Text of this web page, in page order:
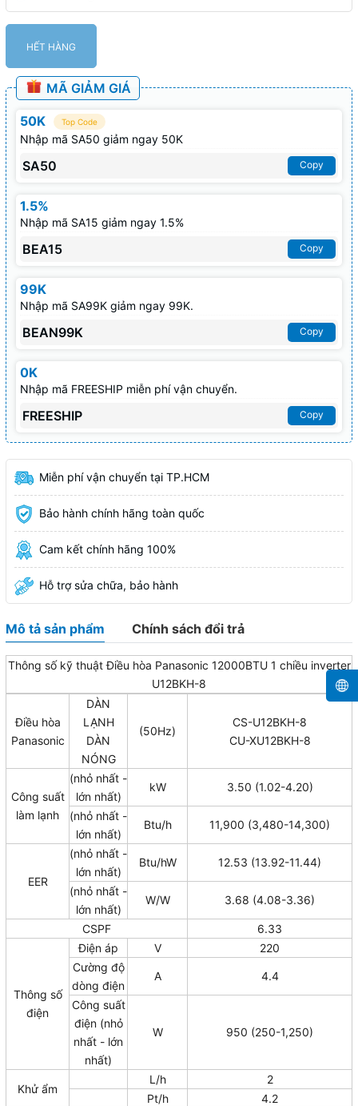
HẾT HÀNG
MÃ GIẢM GIÁ
50K Top Code
Nhập mã SA50 giảm ngay 50K
SA50 Copy
1.5%
Nhập mã SA15 giảm ngay 1.5%
BEA15 Copy
99K
Nhập mã SA99K giảm ngay 99K.
BEAN99K Copy
0K
Nhập mã FREESHIP miễn phí vận chuyển.
FREESHIP Copy
Miễn phí vận chuyển tại TP.HCM
Bảo hành chính hãng toàn quốc
Cam kết chính hãng 100%
Hỗ trợ sửa chữa, bảo hành
Mô tả sản phẩm Chính sách đổi trả
Thông số kỹ thuật Điều hòa Panasonic 12000BTU 1 chiều inverter
U12BKH-8
Điều hòa
Panasonic
DÀN
LẠNH
DÀN
NÓNG
(50Hz)
CS-U12BKH-8
CU-XU12BKH-8
Công suất
làm lạnh
(nhỏ nhất -
lớn nhất)
kW 3.50 (1.02-4.20)
(nhỏ nhất -
lớn nhất)
Btu/h 11,900 (3,480-14,300)
EER
(nhỏ nhất -
lớn nhất)
Btu/hW 12.53 (13.92-11.44)
(nhỏ nhất -
lớn nhất)
W/W 3.68 (4.08-3.36)
CSPF 6.33
Thông số
điện
Điện áp V
220
Cường độ
dòng điện
A 4.4
Công suất
điện (nhỏ
nhất - lớn
nhất)
W 950 (250-1,250)
Khử ẩm
L/h
2
Pt/h
4.2